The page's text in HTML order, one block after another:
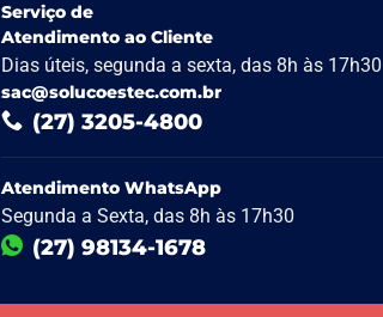
Serviço de
Atendimento ao Cliente
Dias úteis, segunda a sexta, das 8h às 17h30
sac@solucoestec.com.br
(27) 3205-4800
Atendimento WhatsApp
Segunda a Sexta, das 8h às 17h30
(27) 98134-1678